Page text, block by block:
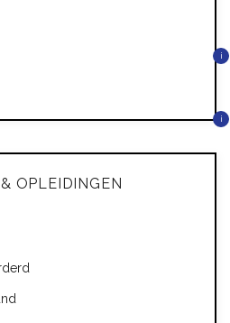
i
i
OPLEIDINGEN